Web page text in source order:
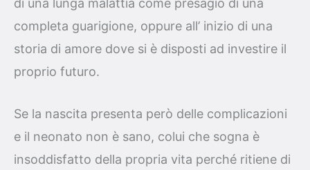
completa guarigione, oppure all’ inizio di una
storia di amore dove si è disposti ad investire il
proprio futuro.
Se la nascita presenta però delle complicazioni
e il neonato non è sano, colui che sogna è
insoddisfatto della propria vita perché ritiene di